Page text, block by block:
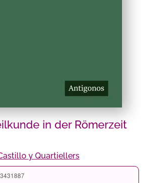
in der Römerzeit
y Quartiellers